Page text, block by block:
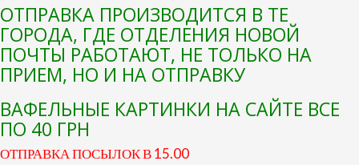
ОТПРАВКА ПРОИЗВОДИТСЯ В ТЕ
ГОРОДА, ГДЕ ОТДЕЛЕНИЯ НОВОЙ
ПОЧТЫ РАБОТАЮТ, НЕ ТОЛЬКО НА
ПРИЕМ, НО И НА ОТПРАВКУ
ВАФЕЛЬНЫЕ КАРТИНКИ НА САЙТЕ ВСЕ
ПО 40 ГРН
ОТПРАВКА ПОСЫЛОК В 15.00